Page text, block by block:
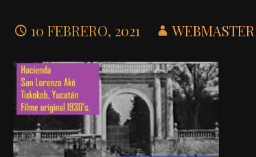
10 FEBRERO, 2021 WEBMASTER